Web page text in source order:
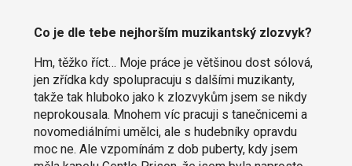
Co je dle tebe nejhorším muzikantský zlozvyk?
Hm, těžko říct… Moje práce je většinou dost sólová,
jen zřídka kdy spolupracuju s dalšími muzikanty,
takže tak hluboko jako k zlozvykům jsem se nikdy
neprokousala. Mnohem víc pracuji s tanečnicemi a
novomediálními umělci, ale s hudebníky opravdu
moc ne. Ale vzpomínám z dob puberty, kdy jsem